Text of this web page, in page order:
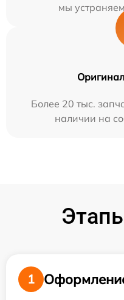
мы
Более 20 тыс.
наличии на
1